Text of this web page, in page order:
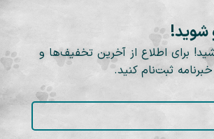
شوید!
برای اطلاع از آخرین تخفیف‌ها و
ثبت‌نام کنید.